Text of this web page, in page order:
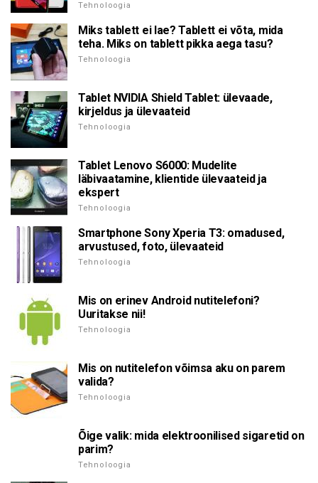
Tehnoloogia
Miks tablett ei lae? Tablett ei võta, mida
teha. Miks on tablett pikka aega tasu?
Tehnoloogia
Tablet NVIDIA Shield Tablet: ülevaade,
kirjeldus ja ülevaateid
Tehnoloogia
Tablet Lenovo S6000: Mudelite
läbivaatamine, klientide ülevaateid ja
ekspert
Tehnoloogia
Smartphone Sony Xperia T3: omadused,
arvustused, foto, ülevaateid
Tehnoloogia
Mis on erinev Android nutitelefoni?
Uuritakse nii!
Tehnoloogia
Mis on nutitelefon võimsa aku on parem
valida?
Tehnoloogia
Õige valik: mida elektroonilised sigaretid on
parim?
Tehnoloogia